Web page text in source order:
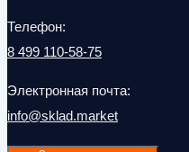
Телефон:
8 499 110-58-75
Электронная почта:
info@sklad.market